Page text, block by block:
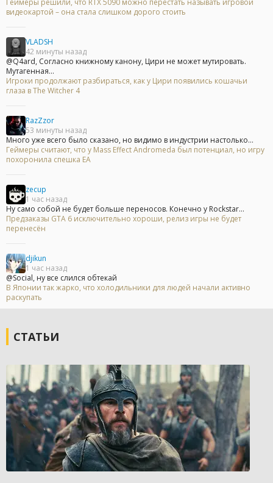
видеокартой – она стала слишком дорого стоить
VLADSH
42 минуты назад
@Q4ard, Согласно книжному канону, Цири не может мутировать.
Мутагенная...
Игроки продолжают разбираться, как у Цири появились кошачьи
глаза в The Witcher 4
RazZzor
53 минуты назад
Много уже всего было сказано, но видимо в индустрии настолько...
Геймеры считают, что у Mass Effect Andromeda был потенциал, но игру
похоронила спешка EA
zecup
1 час назад
Ну само собой не будет больше переносов. Конечно у Rockstar...
Предзаказы GTA 6 исключительно хороши, релиз игры не будет
перенесён
djikun
1 час назад
@Social, ну все слился обтекай
В Японии так жарко, что холодильники для людей начали активно
раскупать
СТАТЬИ